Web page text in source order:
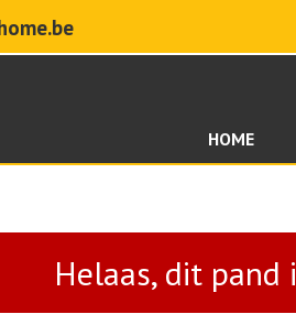
HOME
Helaas, dit pand